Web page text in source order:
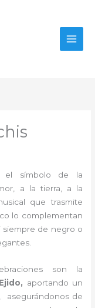
el símbolo de la
a la tierra, a la
que trasmite
lo complementan
siempre de negro o
son la
aportando un
asegurándonos de